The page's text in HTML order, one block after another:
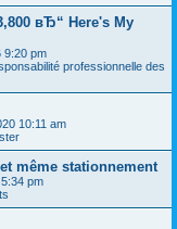
вЂ“ Here's My
9:20 pm
professionnelle des
10:11 am
même stationnement
pm